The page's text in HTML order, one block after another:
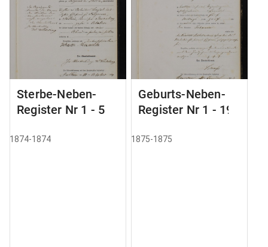
Sterbe-Neben-
Register Nr 1 - 5
1874-1874
Geburts-Neben-
Register Nr 1 - 19
1875-1875